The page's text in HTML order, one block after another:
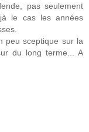
pas seulement
le cas les années
peu sceptique sur la
du long terme... A